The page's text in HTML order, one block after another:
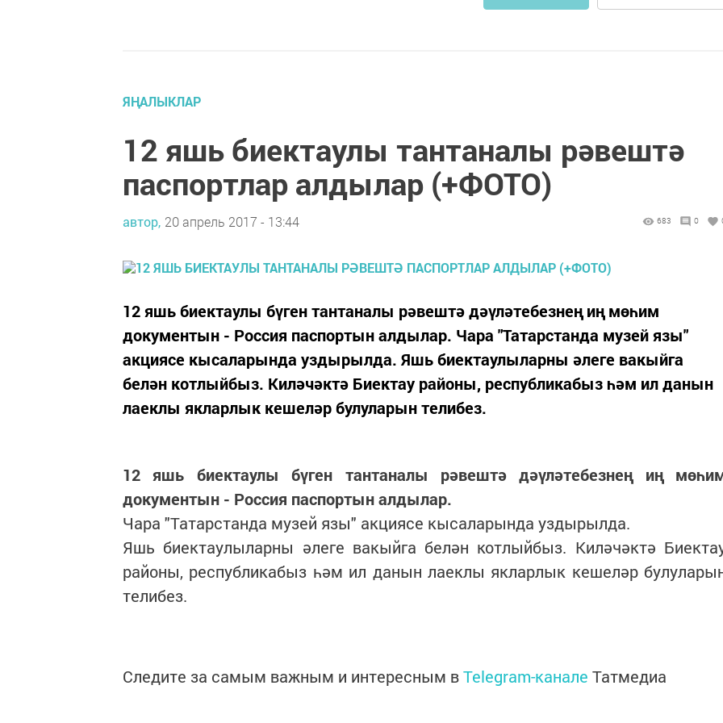
ЯҢАЛЫКЛАР
12 яшь биектаулы тантаналы рәвештә
паспортлар алдылар (+ФОТО)
автор, 20 апрель 2017 - 13:44 683 0
12 яшь биектаулы бүген тантаналы рәвештә дәүләтебезнең иң мөһим
документын - Россия паспортын алдылар. Чара "Татарстанда музей язы"
акциясе кысаларында уздырылда. Яшь биектаулыларны әлеге вакыйга
белән котлыйбыз. Киләчәктә Биектау районы, республикабыз һәм ил данын
лаеклы якларлык кешеләр булуларын телибез.
12 яшь биектаулы бүген тантаналы рәвештә дәүләтебезнең иң
документын - Россия паспортын алдылар.
Чара "Татарстанда музей язы" акциясе кысаларында уздырылда.
Яшь биектаулыларны әлеге вакыйга белән котлыйбыз. Киләчәктә
районы, республикабыз һәм ил данын лаеклы якларлык кешеләр
телибез.
Следите за самым важным и интересным вTelegram-канале Татмедиа